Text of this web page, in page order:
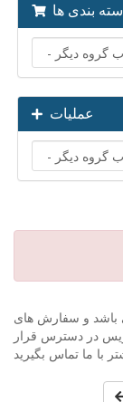
بندی ها
عملیات
و سفارش های
در دسترس قرار